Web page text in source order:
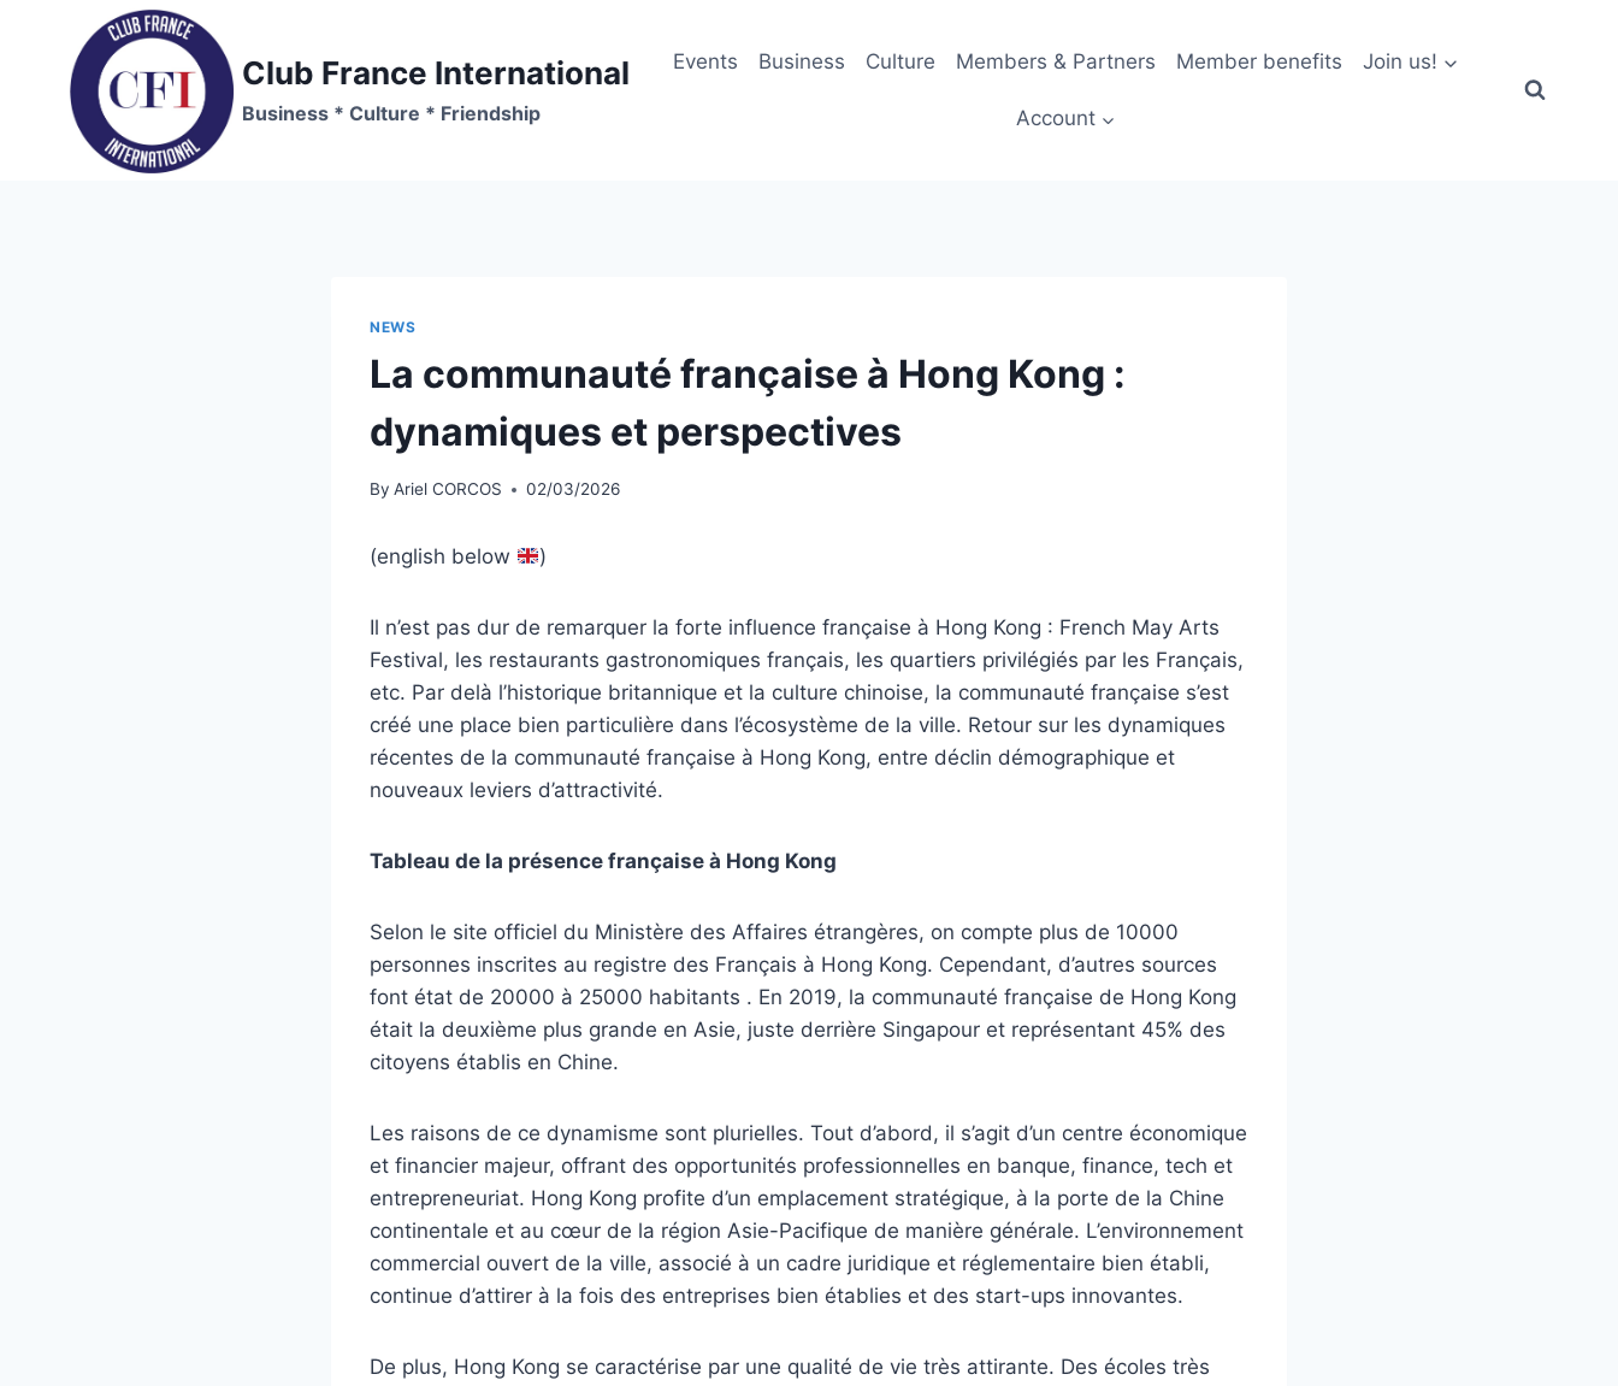
content
Club France International
Business * Culture * Friendship
Events Business Culture Members & Partners Member benefits Join us!
Account
NEWS
La communauté française à Hong Kong :
dynamiques et perspectives
By Ariel CORCOS 02/03/2026
(english below )
Il n’est pas dur de remarquer la forte influence française à Hong Kong : French May Arts
Festival, les restaurants gastronomiques français, les quartiers privilégiés par les Français,
etc. Par delà l’historique britannique et la culture chinoise, la communauté française s’est
créé une place bien particulière dans l’écosystème de la ville. Retour sur les dynamiques
récentes de la communauté française à Hong Kong, entre déclin démographique et
nouveaux leviers d’attractivité.
Tableau de la présence française à Hong Kong
Selon le site officiel du Ministère des Affaires étrangères, on compte plus de 10000
personnes inscrites au registre des Français à Hong Kong. Cependant, d’autres sources
font état de 20000 à 25000 habitants . En 2019, la communauté française de Hong Kong
était la deuxième plus grande en Asie, juste derrière Singapour et représentant 45% des
citoyens établis en Chine.
Les raisons de ce dynamisme sont plurielles. Tout d’abord, il s’agit d’un centre économique
et financier majeur, offrant des opportunités professionnelles en banque, finance, tech et
entrepreneuriat. Hong Kong profite d’un emplacement stratégique, à la porte de la Chine
continentale et au cœur de la région Asie-Pacifique de manière générale. L’environnement
commercial ouvert de la ville, associé à un cadre juridique et réglementaire bien établi,
continue d’attirer à la fois des entreprises bien établies et des start-ups innovantes.
De plus, Hong Kong se caractérise par une qualité de vie très attirante. Des écoles très